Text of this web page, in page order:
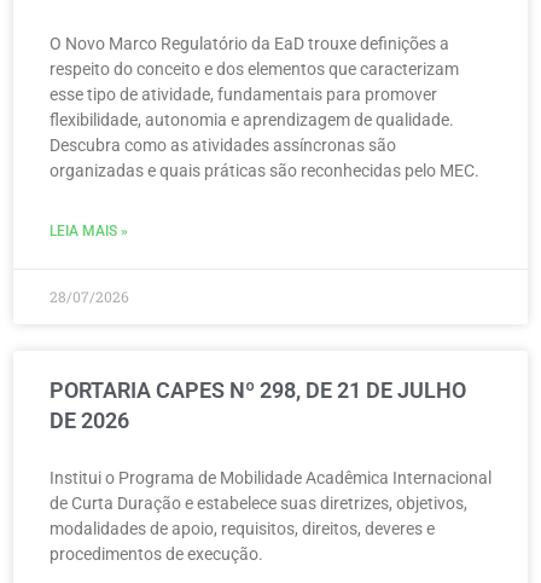
O Novo Marco Regulatório da EaD trouxe definições a
respeito do conceito e dos elementos que caracterizam
esse tipo de atividade, fundamentais para promover
flexibilidade, autonomia e aprendizagem de qualidade.
Descubra como as atividades assíncronas são
organizadas e quais práticas são reconhecidas pelo MEC.
LEIA MAIS »
28/07/2026
PORTARIA CAPES Nº 298, DE 21 DE JULHO
DE 2026
Institui o Programa de Mobilidade Acadêmica Internacional
de Curta Duração e estabelece suas diretrizes, objetivos,
modalidades de apoio, requisitos, direitos, deveres e
procedimentos de execução.